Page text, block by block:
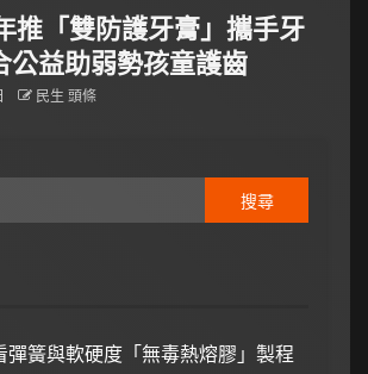
推「雙防護牙膏」攜手牙
公益助弱勢孩童護齒
民生 頭條
彈簧與軟硬度「無毒熱熔膠」製程